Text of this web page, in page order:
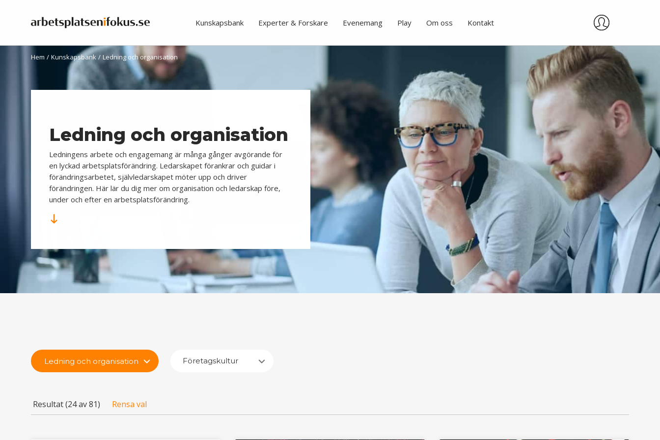
Kunskapsbank Experter & Forskare Evenemang Play Om oss Kontakt
Hem / Kunskapsbank / Ledning och organisation
Ledning och organisation
Ledningens arbete och engagemang är många gånger avgörande för
en lyckad arbetsplatsförändring. Ledarskapet förankrar och guidar i
förändringsarbetet, självledarskapet möter upp och driver
förändringen. Här lär du dig mer om organisation och ledarskap före,
under och efter en arbetsplatsförändring.
Ledning och organisation Företagskultur
Resultat (24 av 81) Rensa val